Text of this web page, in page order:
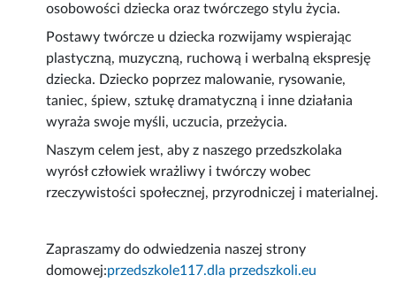
osobowości dziecka oraz twórczego stylu życia.
Postawy twórcze u dziecka rozwijamy wspierając
plastyczną, muzyczną, ruchową i werbalną ekspresję
dziecka. Dziecko poprzez malowanie, rysowanie,
taniec, śpiew, sztukę dramatyczną i inne działania
wyraża swoje myśli, uczucia, przeżycia.
Naszym celem jest, aby z naszego przedszkolaka
wyrósł człowiek wrażliwy i twórczy wobec
rzeczywistości społecznej, przyrodniczej i materialnej.
Zapraszamy do odwiedzenia naszej strony
domowej:przedszkole117.dla przedszkoli.eu